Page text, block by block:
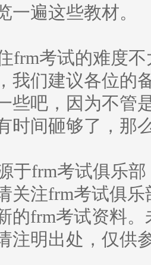
一遍这些教材。
frm考试的难度不
我们建议各位的
些吧，因为不管
时间砸够了，那
于frm考试俱乐部
关注frm考试俱乐
的frm考试资料
注明出处，仅供